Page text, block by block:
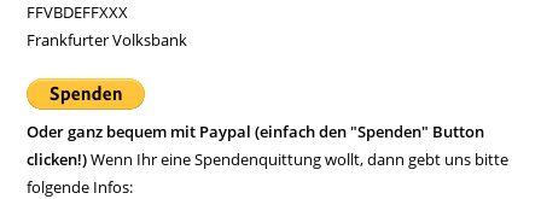
FFVBDEFFXXX
Frankfurter Volksbank
Oder ganz bequem mit Paypal (einfach den "Spenden" Button
clicken!)Wenn Ihr eine Spendenquittung wollt, dann gebt uns bitte
folgende Infos: